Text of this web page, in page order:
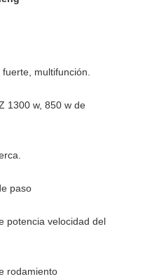
multifunción.
1300 w, 850 w de
paso
potencia velocidad del
rodamiento